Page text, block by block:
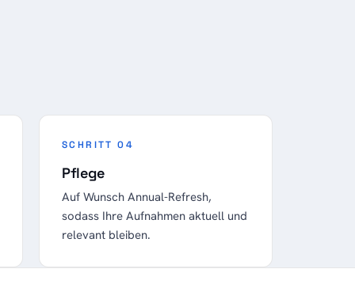
SCHRITT 04
Pflege
Auf Wunsch Annual-Refresh,
sodass Ihre Aufnahmen aktuell und
relevant bleiben.